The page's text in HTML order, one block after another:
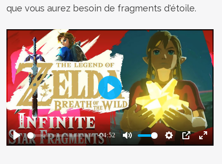
que vous aurez besoin de fragments d'étoile.